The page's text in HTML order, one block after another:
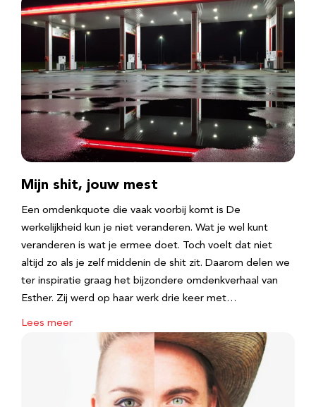
Mijn shit, jouw mest
Een omdenkquote die vaak voorbij komt is De
werkelijkheid kun je niet veranderen. Wat je wel kunt
veranderen is wat je ermee doet. Toch voelt dat niet
altijd zo als je zelf middenin de shit zit. Daarom delen we
ter inspiratie graag het bijzondere omdenkverhaal van
Esther. Zij werd op haar werk drie keer met…
Lees meer